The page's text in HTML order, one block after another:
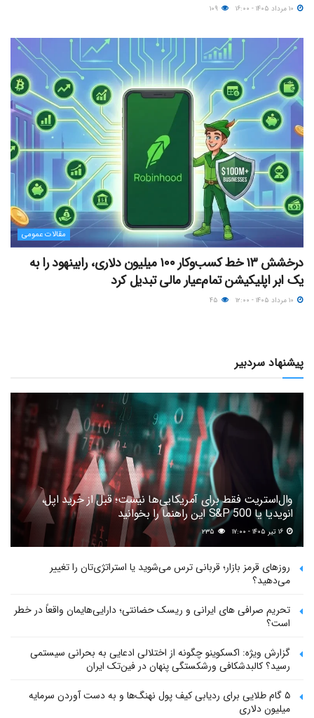
مقالات عمومی
درخشش ۱۳ خط کسب‌وکار ۱۰۰ میلیون دلاری، رابینهود را به
یک ابر اپلیکیشن تمام‌عیار مالی تبدیل کرد
پیشنهاد سردبیر
وال‌استریت فقط برای آمریکایی‌ها نیست؛ قبل از خرید اپل،
انویدیا یا S&P 500 این راهنما را بخوانید
۲۳۵
روزهای قرمز بازار؛ قربانی ترس می‌شوید یا استراتژی‌تان را تغییر
می‌دهید؟
تحریم صرافی های ایرانی و ریسک حضانتی؛ دارایی‌هایمان واقعاً در خطر
است؟
گزارش ویژه: اکسکوینو چگونه از اختلالی ادعایی به بحرانی سیستمی
رسید؟ کالبدشکافی ورشکستگی پنهان در فین‌تک ایران
۵ گام طلایی برای ردیابی کیف پول‌ نهنگ‌ها و به دست آوردن سرمایه
میلیون دلاری